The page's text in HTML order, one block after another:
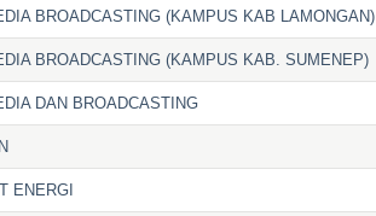
BROADCASTING (KAMPUS KAB LAMONGAN)
BROADCASTING (KAMPUS KAB. SUMENEP)
DAN BROADCASTING
ENERGI